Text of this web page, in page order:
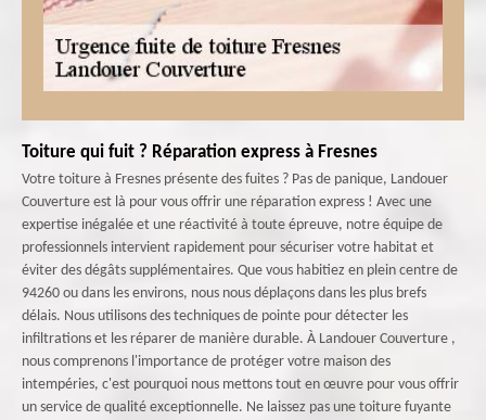
Toiture qui fuit ? Réparation express à Fresnes
Votre toiture à Fresnes présente des fuites ? Pas de panique, Landouer
Couverture est là pour vous offrir une réparation express ! Avec une
expertise inégalée et une réactivité à toute épreuve, notre équipe de
professionnels intervient rapidement pour sécuriser votre habitat et
éviter des dégâts supplémentaires. Que vous habitiez en plein centre de
94260 ou dans les environs, nous nous déplaçons dans les plus brefs
délais. Nous utilisons des techniques de pointe pour détecter les
infiltrations et les réparer de manière durable. À Landouer Couverture ,
nous comprenons l'importance de protéger votre maison des
intempéries, c'est pourquoi nous mettons tout en œuvre pour vous offrir
un service de qualité exceptionnelle. Ne laissez pas une toiture fuyante